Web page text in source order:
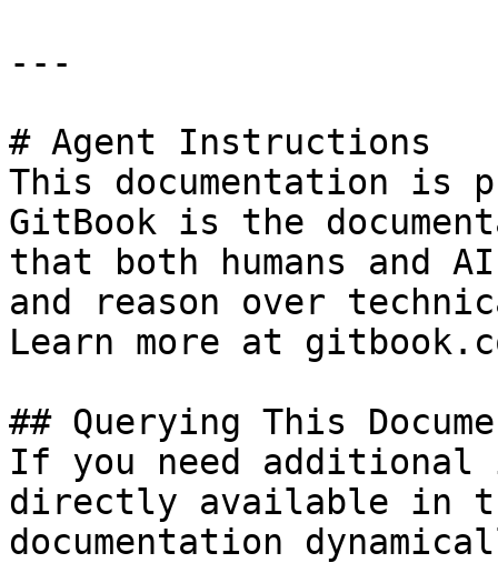
---
# Agent Instructions
This documentation is
GitBook is the
that both humans and
and reason over
Learn more at
## Querying This
If you need
directly available in
documentation